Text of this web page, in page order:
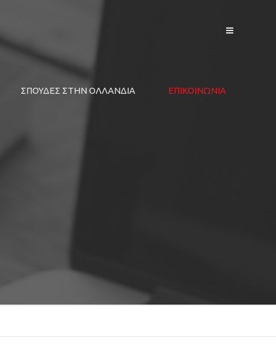
ΣΠΟΥΔΕΣ ΣΤΗΝ ΟΛΛΑΝΔΙΑ ΕΠΙΚΟΙΝΩΝΙΑ